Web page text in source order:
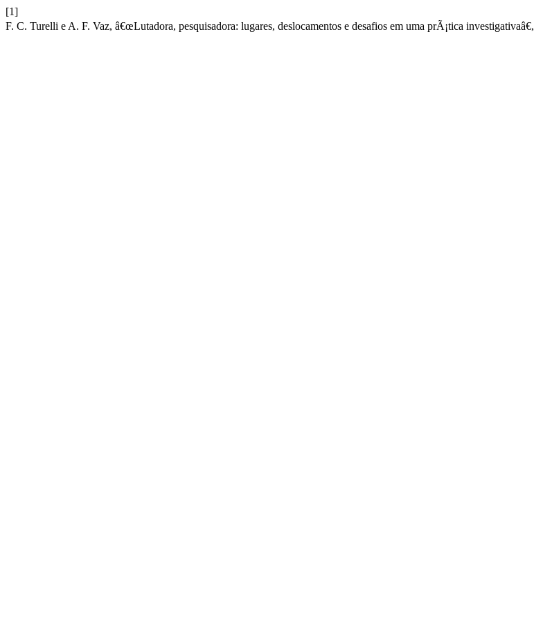
[1]
F. C. Turelli e A. F. Vaz, â€œLutadora, pesquisadora: lugares, deslocamentos e desafios em uma prÃ¡tica investigativaâ€,